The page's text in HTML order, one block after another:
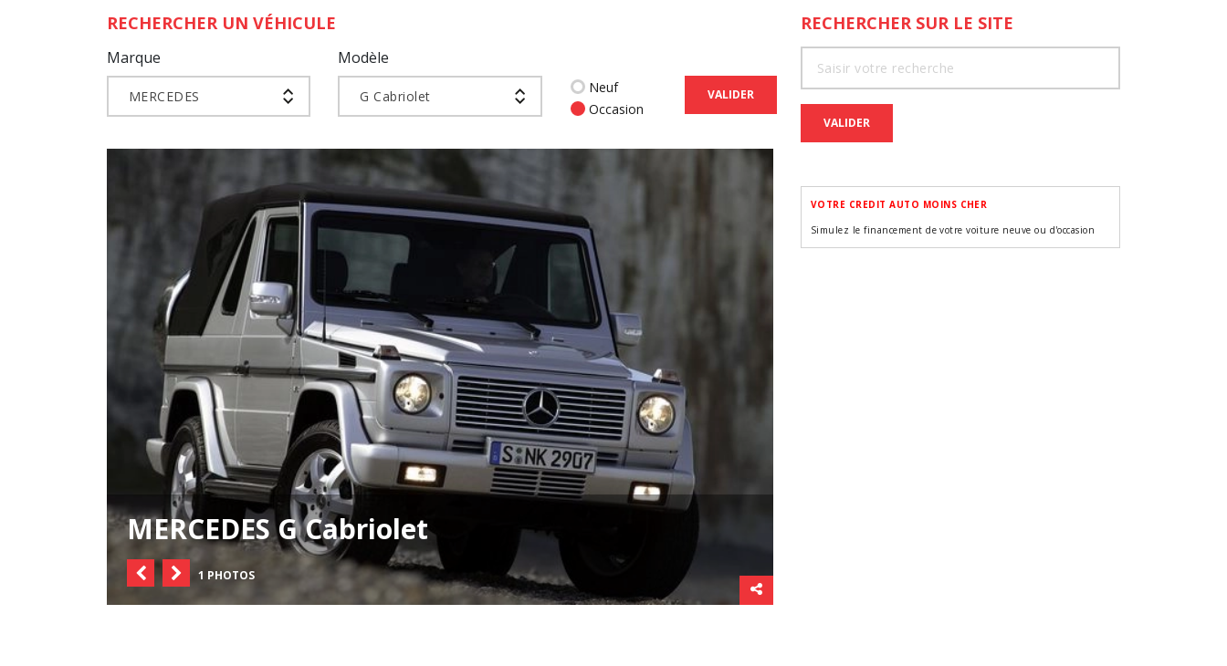
RECHERCHER UN VÉHICULE
Marque
MERCEDES
Modèle
G Cabriolet
Neuf
Occasion
VALIDER
MERCEDES G Cabriolet
1 PHOTOS
RECHERCHER SUR LE SITE
VALIDER
VOTRE CREDIT AUTO MOINS CHER
Simulez le financement de votre voiture neuve ou d'occasion